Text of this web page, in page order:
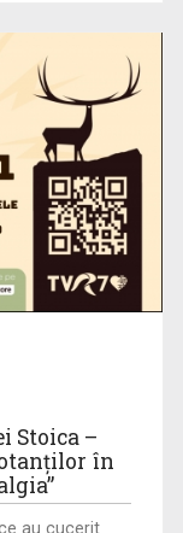
Stoica –
în
au cucerit